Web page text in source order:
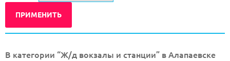
В категории “Ж/д вокзалы и станции” в Алапаевске